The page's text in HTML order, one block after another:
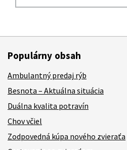
Populárny obsah
Ambulantný predaj rýb
Besnota – Aktuálna situácia
Duálna kvalita potravín
Chov včiel
Zodpovedná kúpa nového zvieraťa